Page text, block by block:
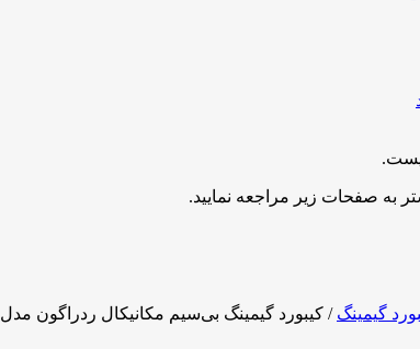
به صفحات زیر مراجعه نمایید.
گیمینگ / کیبورد گیمینگ بی‌سیم مکانیکال ردراگون مدل UCAL Pro K673WB | سوئیچ قرمز